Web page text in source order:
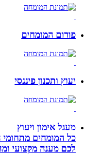
פורום המומחים
יעוץ ותכנון פיננסי
מעגל אימון ויעוץ
כל המומחים מתחומי
לכם מענה מקצועי ומהימן